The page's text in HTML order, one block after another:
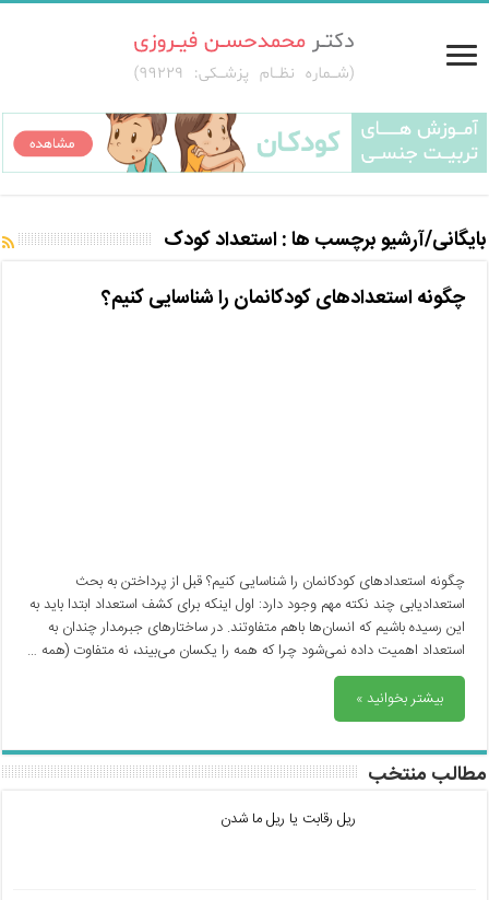
بایگانی/آرشیو برچسب ها :استعداد کودک
چگونه استعدادهای کودکانمان را شناسایی کنیم؟
چگونه استعدادهای کودکانمان را شناسایی کنیم؟ قبل از پرداختن به بحث
استعدادیابی چند نکته مهم وجود دارد: اول اینکه برای کشف استعداد ابتدا باید به
این رسیده باشیم که انسان‌ها باهم متفاوتند. در ساختارهای جبرمدار چندان به
استعداد اهمیت داده نمی‌شود چرا که همه را یکسان می‌بیند، نه متفاوت (همه …
بیشتر بخوانید »
مطالب منتخب
ریل رقابت یا ریل ما شدن